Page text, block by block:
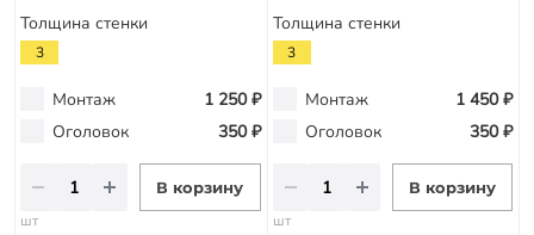
Толщина стенки
3
Монтаж
1 250 ₽
Оголовок
350 ₽
В корзину
шт
Толщина стенки
3
Монтаж
1 450 ₽
Оголовок
350 ₽
В корзину
шт